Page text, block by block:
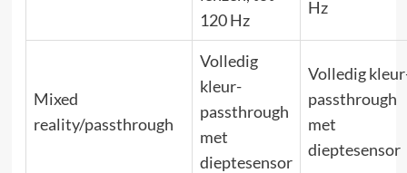
120 Hz
Hz
Mixed
reality/passthrough
Volledig
kleur-
passthrough
met
dieptesensor
Volledig
passthrough
met
dieptesensor